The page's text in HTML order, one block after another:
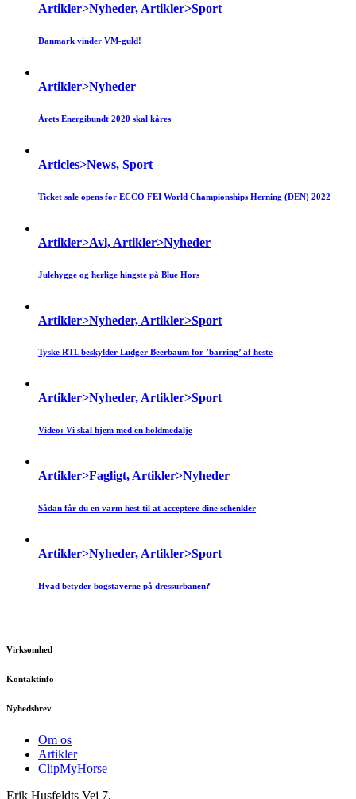
Artikler>Nyheder, Artikler>Sport
Danmark vinder VM-guld!
Artikler>Nyheder
Årets Energibundt 2020 skal kåres
Articles>News, Sport
Ticket sale opens for ECCO FEI World Championships Herning (DEN) 2022
Artikler>Avl, Artikler>Nyheder
Julehygge og herlige hingste på Blue Hors
Artikler>Nyheder, Artikler>Sport
Tyske RTL beskylder Ludger Beerbaum for ’barring’ af heste
Artikler>Nyheder, Artikler>Sport
Video: Vi skal hjem med en holdmedalje
Artikler>Fagligt, Artikler>Nyheder
Sådan får du en varm hest til at acceptere dine schenkler
Artikler>Nyheder, Artikler>Sport
Hvad betyder bogstaverne på dressurbanen?
Virksomhed
Kontaktinfo
Nyhedsbrev
Om os
Artikler
ClipMyHorse
Erik Husfeldts Vej 7,